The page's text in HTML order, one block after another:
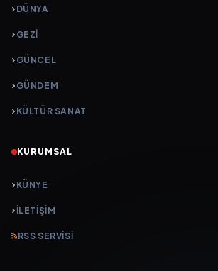
DÜNYA
GEZI
GÜNCEL
GÜNDEM
KÜLTÜR SANAT
KURUMSAL
KÜNYE
İLETIŞIM
RSS SERVISI